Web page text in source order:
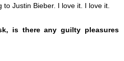
to Justin Bieber. I love it. I love it.
is there any guilty pleasures